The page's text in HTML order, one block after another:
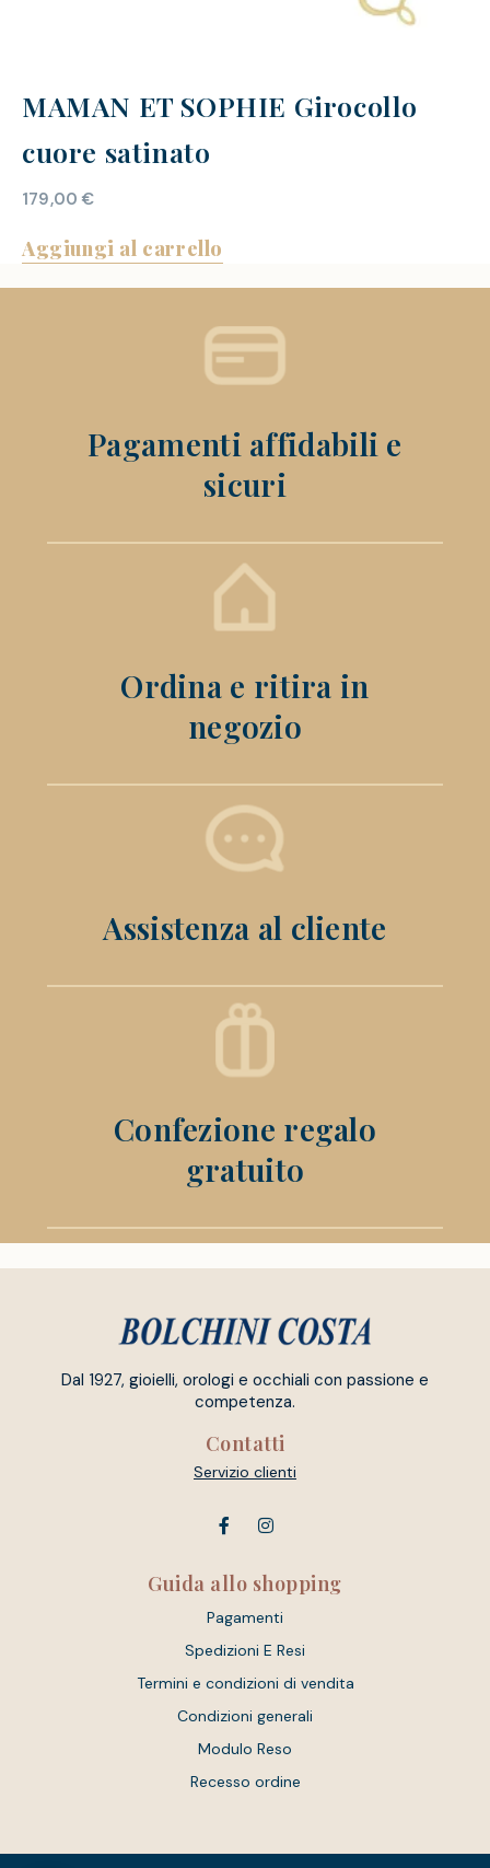
MAMAN ET SOPHIE Girocollo
cuore satinato
179,00€
Aggiungi al carrello
Pagamenti affidabili e
sicuri
Ordina e ritira in
negozio
Assistenza al cliente
Confezione regalo
gratuito
Dal 1927, gioielli, orologi e occhiali con passione e
competenza.
Contatti
Servizio clienti
Guida allo shopping
Pagamenti
Spedizioni E Resi
Termini e condizioni di vendita
Condizioni generali
Modulo Reso
Recesso ordine